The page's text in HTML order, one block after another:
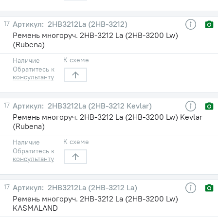
17
2HB3212La (2НВ-3212)
Ремень многоруч. 2НВ-3212 La (2НВ-3200 Lw)
(Rubena)
Наличие
Обратитесь к
консультанту
К схеме
17
2HB3212La (2НВ-3212 Kevlar)
Ремень многоруч. 2НВ-3212 La (2НВ-3200 Lw) Kevlar
(Rubena)
Наличие
Обратитесь к
консультанту
К схеме
17
2HB3212La (2НВ-3212 La)
Ремень многоруч. 2НВ-3212 La (2НВ-3200 Lw)
KASMALAND